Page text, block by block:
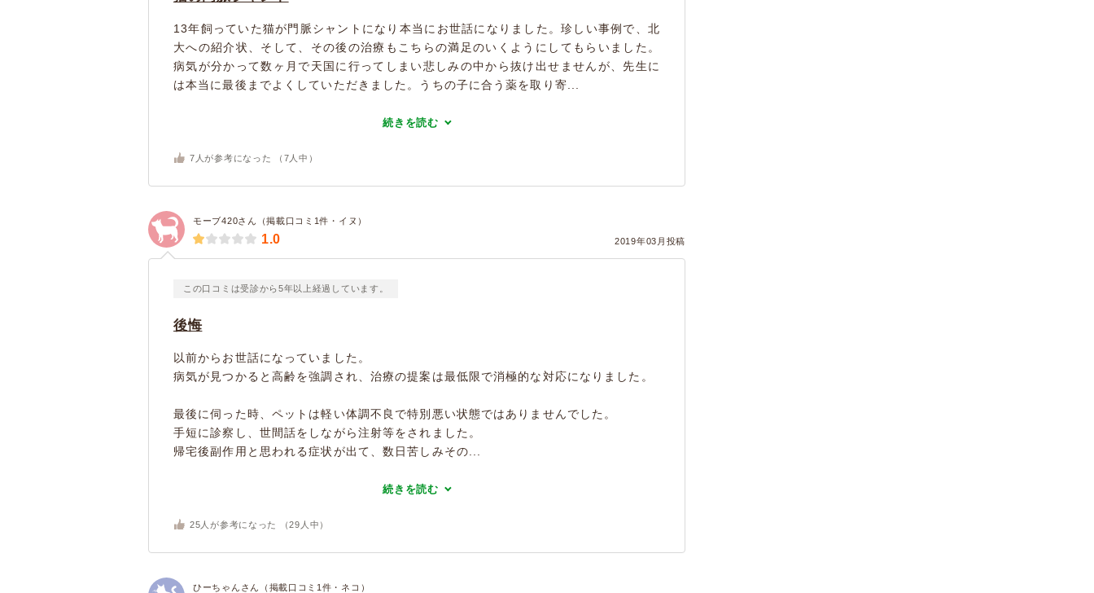
13年飼っていた猫が門脈シャントになり本当にお世話になりました。珍しい事例で、北
大への紹介状、そして、その後の治療もこちらの満足のいくようにしてもらいました。
病気が分かって数ヶ月で天国に行ってしまい悲しみの中から抜け出せませんが、先生に
は本当に最後までよくしていただきました。うちの子に合う薬を取り寄...
続きを読む
7 人が参考になった （ 7 人中）
モーブ420さん（掲載口コミ1件・イヌ）
2019年03月投稿
1.0
この口コミは受診から5年以上経過しています。
後悔
以前からお世話になっていました。
病気が見つかると高齢を強調され、治療の提案は最低限で消極的な対応になりました。
最後に伺った時、ペットは軽い体調不良で特別悪い状態ではありませんでした。
手短に診察し、世間話をしながら注射等をされました。
帰宅後副作用と思われる症状が出て、数日苦しみその...
続きを読む
25 人が参考になった （29 人中）
ひーちゃんさん（掲載口コミ1件・ネコ）